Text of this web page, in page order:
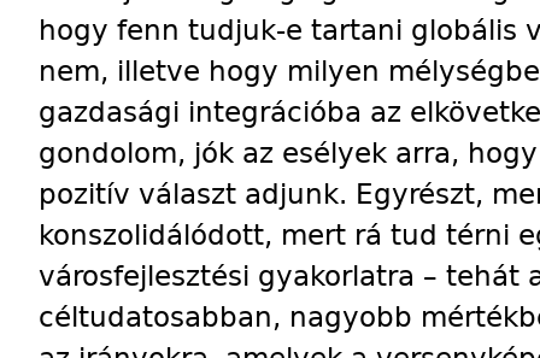
hogy fenn tudjuk-e tartani globális
nem, illetve hogy milyen
gazdasági integrációba az
gondolom, jók az esélyek arra,
pozitív választ adjunk. Egyrészt,
konszolidálódott, mert rá tud térni
városfejlesztési gyakorlatra – tehát
céltudatosabban, nagyobb